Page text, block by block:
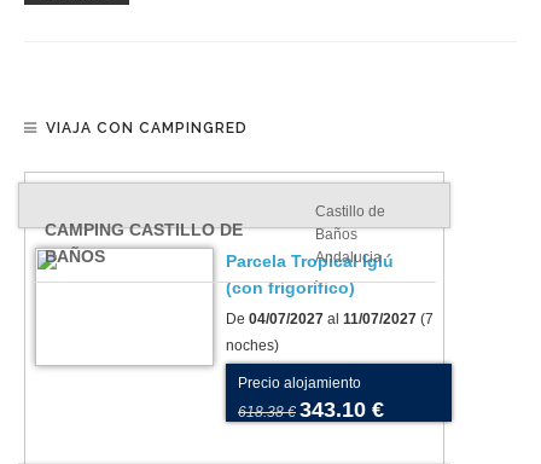
VIAJA CON CAMPINGRED
CAMPING CASTILLO DE
BAÑOS
Castillo de
Baños
Andalucia
Parcela Tropical Iglú
(con frigorífico)
De 04/07/2027 al 11/07/2027 (7
noches)
Precio alojamiento
618.38 € 343.10 €